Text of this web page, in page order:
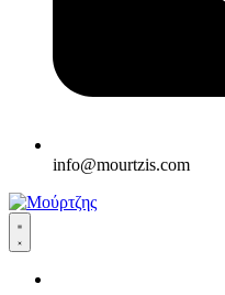
info@mourtzis.com